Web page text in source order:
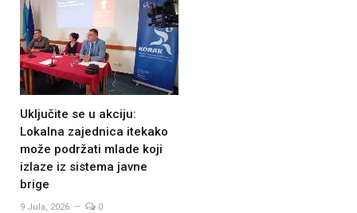
Uključite se u akciju:
Lokalna zajednica itekako
može podržati mlade koji
izlaze iz sistema javne
brige
9 Jula, 2026 0